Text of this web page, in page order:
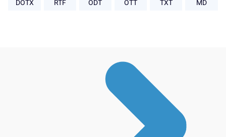
DOTX
RTF
ODT
OTT
TXT
MD